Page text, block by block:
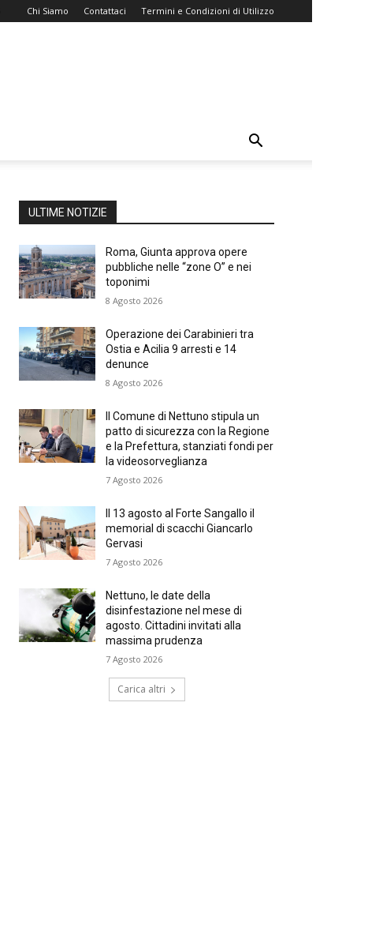
Chi Siamo Contattaci Termini e Condizioni di Utilizzo
ULTIME NOTIZIE
Roma, Giunta approva opere
pubbliche nelle “zone O” e nei
toponimi
8 Agosto 2026
Operazione dei Carabinieri tra
Ostia e Acilia 9 arresti e 14
denunce
8 Agosto 2026
Il Comune di Nettuno stipula un
patto di sicurezza con la Regione
e la Prefettura, stanziati fondi per
la videosorveglianza
7 Agosto 2026
Il 13 agosto al Forte Sangallo il
memorial di scacchi Giancarlo
Gervasi
7 Agosto 2026
Nettuno, le date della
disinfestazione nel mese di
agosto. Cittadini invitati alla
massima prudenza
7 Agosto 2026
Carica altri